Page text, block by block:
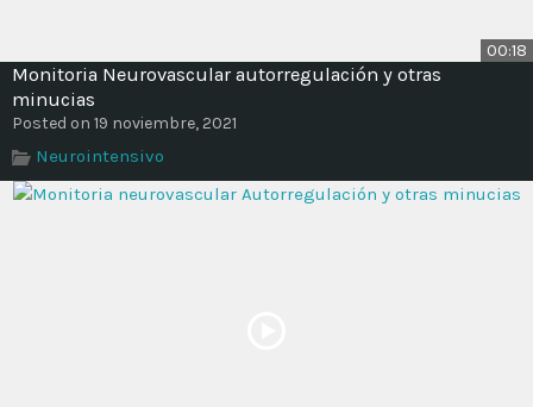
00:18
Monitoria Neurovascular autorregulación y otras
minucias
Posted on 19 noviembre, 2021
Neurointensivo